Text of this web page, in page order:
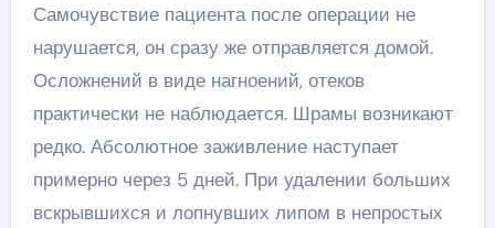
Самочувствие пациента после операции не
нарушается, он сразу же отправляется домой.
Осложнений в виде нагноений, отеков
практически не наблюдается. Шрамы возникают
редко. Абсолютное заживление наступает
примерно через 5 дней. При удалении больших
вскрывшихся и лопнувших липом в непростых